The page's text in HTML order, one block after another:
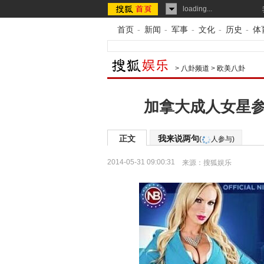
loading...
首页 - 新闻 - 军事 - 文化 - 历史 - 体
> 八卦频道 > 欧美八卦
加拿大成人女星
正文 我来说两句( 人参与)
2014-05-31 09:00:31 来源： 搜狐娱乐